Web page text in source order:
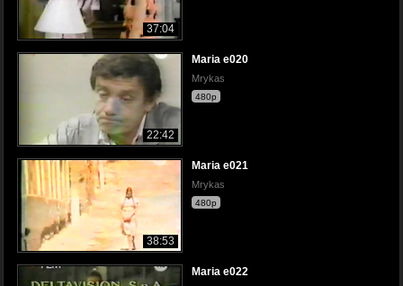
37:04
22:42
Maria e020
Mrykas
480p
38:53
Maria e021
Mrykas
480p
Maria e022